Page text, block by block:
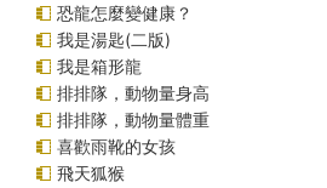
恐龍怎麼變健康？
我是湯匙(二版)
我是箱形龍
排排隊，動物量身高
排排隊，動物量體重
喜歡雨靴的女孩
飛天狐猴